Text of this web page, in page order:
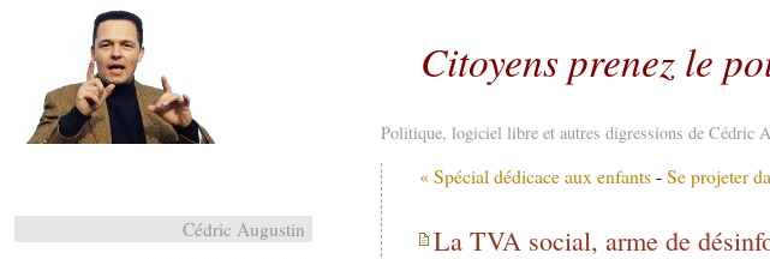
Citoyens prenez le
Politique, logiciel libre et autres digressions de Cédric
« Spécial dédicace aux enfants - Se projeter
La TVA social, arme de
Cédric Augustin